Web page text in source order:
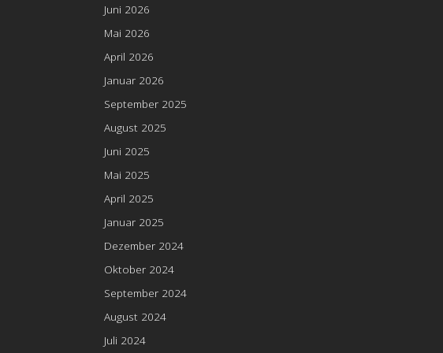
Juni 2026
Mai 2026
April 2026
Januar 2026
September 2025
August 2025
Juni 2025
Mai 2025
April 2025
Januar 2025
Dezember 2024
Oktober 2024
September 2024
August 2024
Juli 2024